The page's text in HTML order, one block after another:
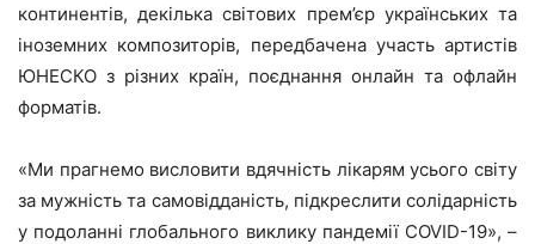
континентів, декілька світових прем’єр українських та
іноземних композиторів, передбачена участь артистів
ЮНЕСКО з різних країн, поєднання онлайн та офлайн
форматів.
«Ми прагнемо висловити вдячність лікарям усього світу
за мужність та самовідданість, підкреслити солідарність
у подоланні глобального виклику пандемії COVID-19», –